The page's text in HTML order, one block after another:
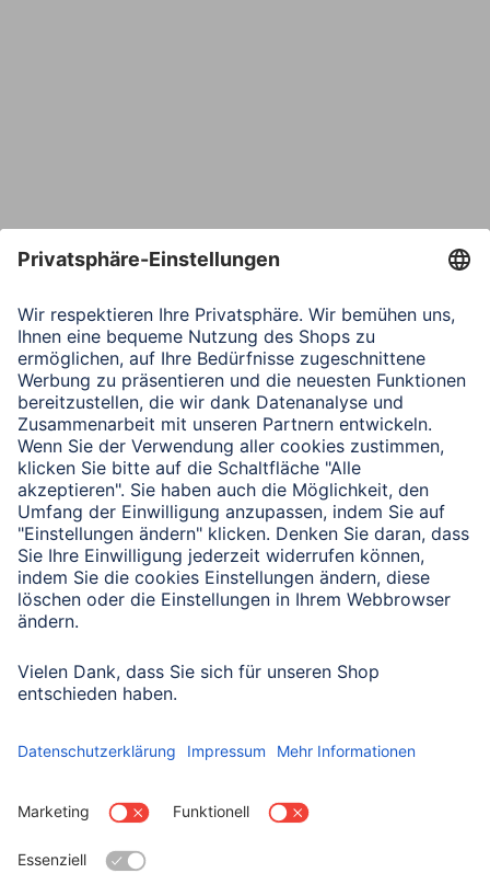
Verbleibende Zeichen: 1000/ 1000
Senden
Mit Absenden des Formulars bestätigen Sie, dass Sie unsere
Datenschutzbestimmungen zur Formulardatenverarbeitung zur
Datenschutz